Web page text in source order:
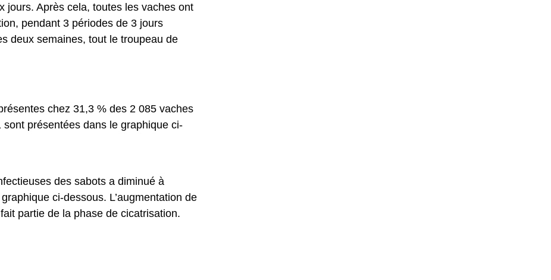
jours. Après cela, toutes les vaches ont
pendant 3 périodes de 3 jours
deux semaines, tout le troupeau de
chez 31,3 % des 2 085 vaches
présentées dans le graphique ci-
des sabots a diminué à
ci-dessous. L’augmentation de
partie de la phase de cicatrisation.